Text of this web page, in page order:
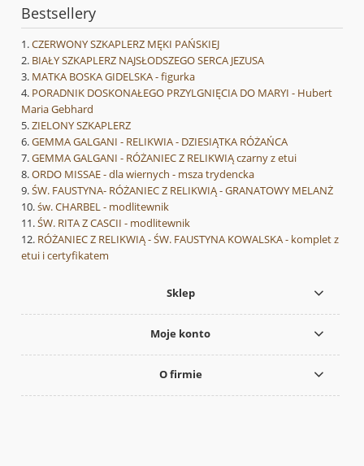
Bestsellery
CZERWONY SZKAPLERZ MĘKI PAŃSKIEJ
BIAŁY SZKAPLERZ NAJSŁODSZEGO SERCA JEZUSA
MATKA BOSKA GIDELSKA - figurka
PORADNIK DOSKONAŁEGO PRZYLGNIĘCIA DO MARYI - Hubert
Maria Gebhard
ZIELONY SZKAPLERZ
GEMMA GALGANI - RELIKWIA - DZIESIĄTKA RÓŻAŃCA
GEMMA GALGANI - RÓŻANIEC Z RELIKWIĄ czarny z etui
ORDO MISSAE - dla wiernych - msza trydencka
ŚW. FAUSTYNA- RÓŻANIEC Z RELIKWIĄ - GRANATOWY MELANŻ
św. CHARBEL - modlitewnik
ŚW. RITA Z CASCII - modlitewnik
RÓŻANIEC Z RELIKWIĄ - ŚW. FAUSTYNA KOWALSKA - komplet z
etui i certyfikatem
Sklep
Moje konto
O firmie